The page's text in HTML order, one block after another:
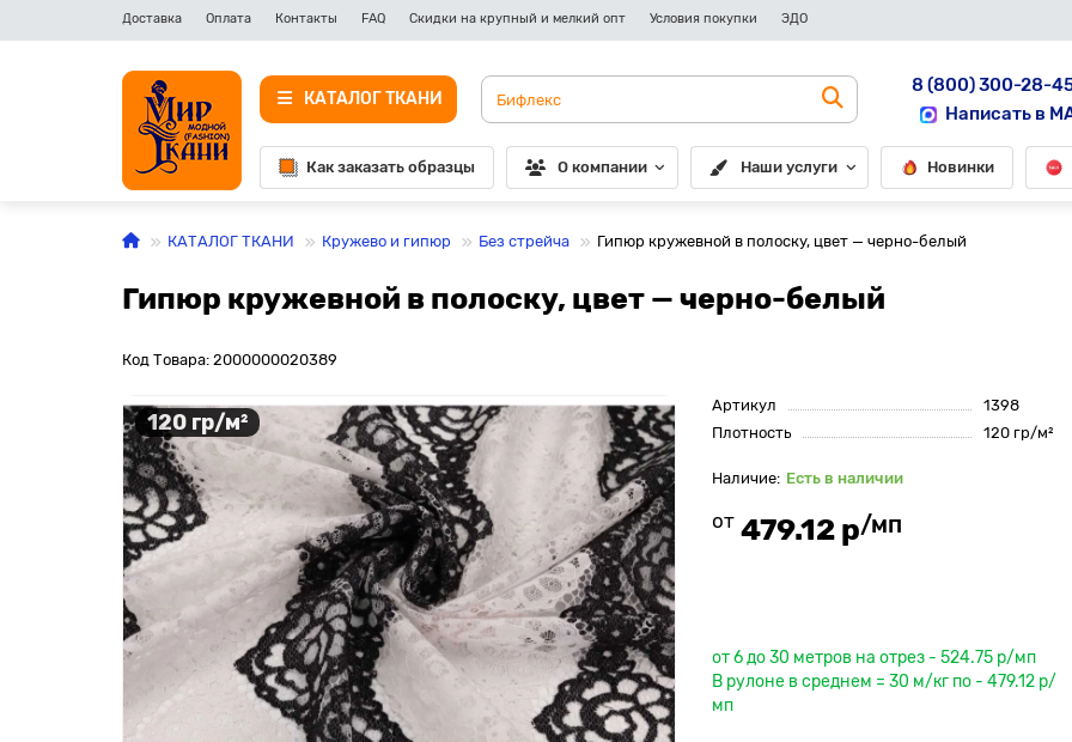
Доставка Оплата Контакты FAQ Скидки на крупный и мелкий опт Условия покупки ЭДО
КАТАЛОГ ТКАНИ
8 (800) 300-28-
Написать в
Как заказать образцы О компании Наши услуги Новинки
КАТАЛОГ ТКАНИ Кружево и гипюр Без стрейча Гипюр кружевной в полоску, цвет — черно-белый
Гипюр кружевной в полоску, цвет — черно-белый
Код Товара: 2000000020389
120 гр/м²
Артикул
1398
Плотность
120 гр/м²
Есть в наличии
от 479.12 р/мп
от 6 до 30 метров на отрез - 524.75 р/мп
В рулоне в среднем = 30 м/кг по - 479.12 р/
мп